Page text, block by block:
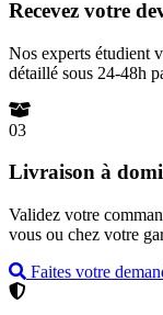
Recevez votre
Nos experts étudient
détaillé sous 24-48h
03
Livraison à
Validez votre
vous ou chez votre
Faites votre